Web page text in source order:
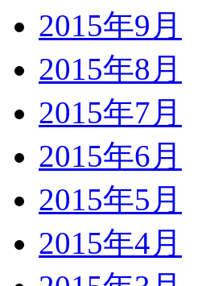
2015年9月
2015年8月
2015年7月
2015年6月
2015年5月
2015年4月